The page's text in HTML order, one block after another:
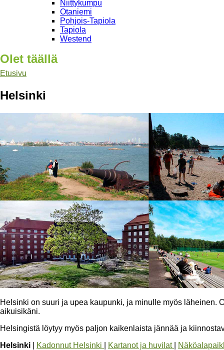
Niittykumpu
Otaniemi
Pohjois-Tapiola
Tapiola
Westend
Olet täällä
Etusivu
Helsinki
Helsinki on suuri ja upea kaupunki, ja minulle myös läheinen.
aikuisikäni.
Helsingistä löytyy myös paljon kaikenlaista jännää ja
Helsinki
Kadonnut Helsinki Kartanot ja huvilat